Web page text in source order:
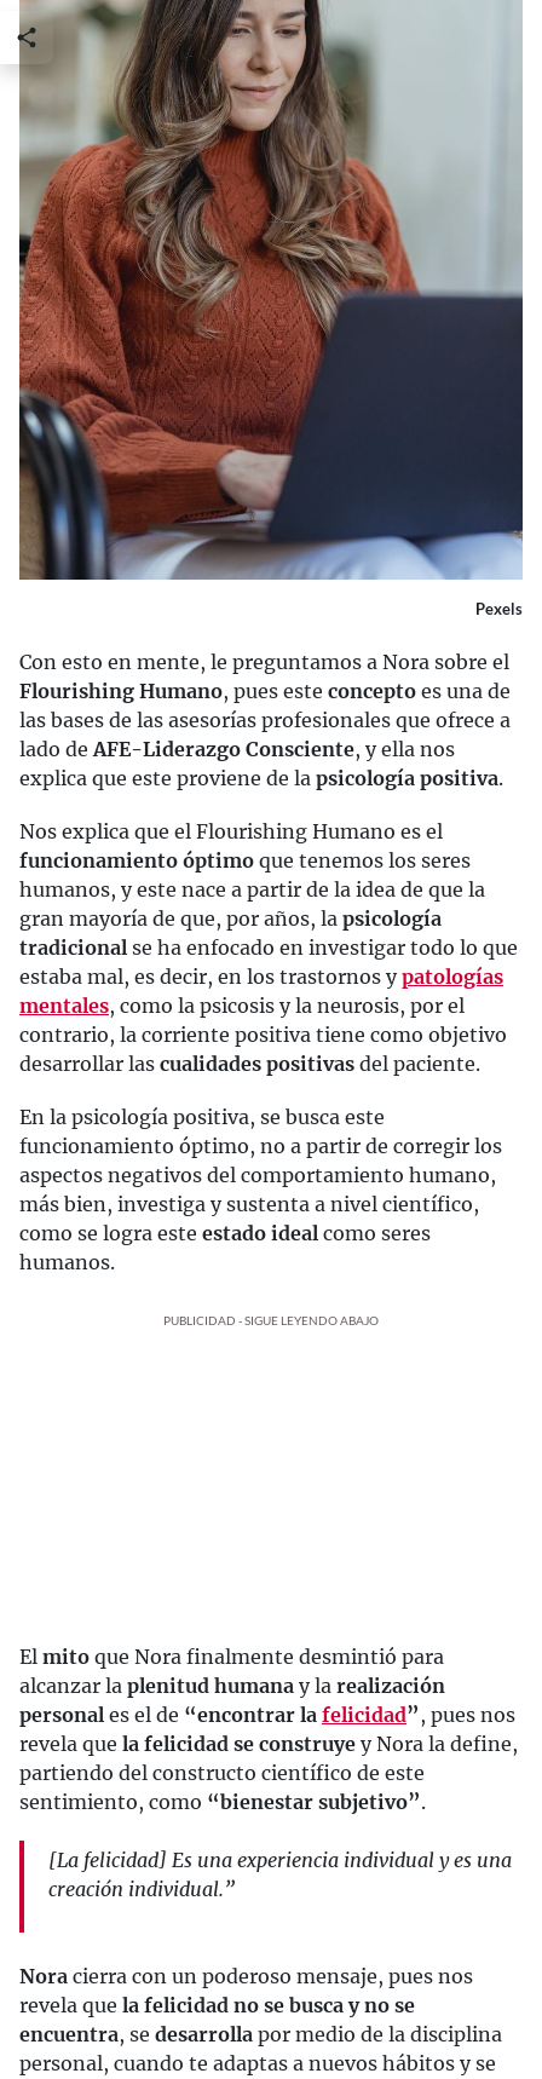
Pexels
Con esto en mente, le preguntamos a Nora sobre el
Flourishing Humano, pues este concepto es una de
las bases de las asesorías profesionales que ofrece a
lado deAFE-Liderazgo Consciente, y ella nos
explica que este proviene de la psicología positiva.
Nos explica que el Flourishing Humano es el
funcionamiento óptimo que tenemos los seres
humanos, y este nace a partir de la idea de que la
gran mayoría de que, por años, la psicología
tradicional se ha enfocado en investigar todo lo que
estaba mal, es decir, en los trastornos ypatologías
mentales, como la psicosis y la neurosis, por el
contrario, la corriente positiva tiene como objetivo
desarrollar las cualidades positivas del paciente.
En la psicología positiva, se busca este
funcionamiento óptimo, no a partir de corregir los
aspectos negativos del comportamiento humano,
más bien, investiga y sustenta a nivel científico,
como se logra este estado ideal como seres
humanos.
PUBLICIDAD - SIGUE LEYENDO ABAJO
El mito que Nora finalmente desmintió para
alcanzar la plenitud humana y la realización
personal es el de “encontrar la felicidad” , pues nos
revela que la felicidad se construye y Nora la define,
partiendo del constructo científico de este
sentimiento, como “bienestar subjetivo”.
[La felicidad] Es una experiencia individual y es una
creación individual.”
Nora cierra con un poderoso mensaje, pues nos
revela que la felicidad no se busca y no se
encuentra, se desarrolla por medio de la disciplina
personal, cuando te adaptas a nuevos hábitos y se